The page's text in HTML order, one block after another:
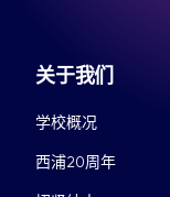
关于我们
学校概况
西浦20周年